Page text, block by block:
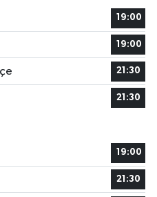
19:00
19:00
21:30
21:30
19:00
21:30